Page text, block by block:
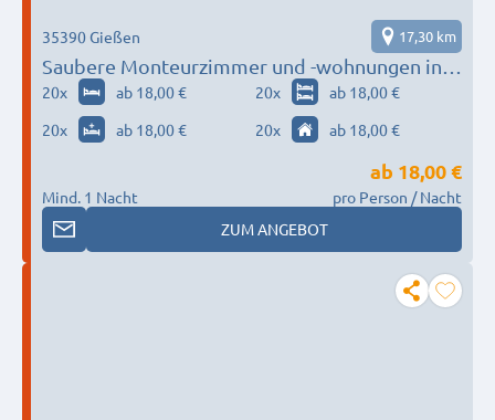
Saubere Monteurzimmer und -wohnungen in
Gießen
35390 Gießen 17,30 km
20x ab 18,00 € 20x
ab 18,00 €
20x ab 18,00 € 20x ab 18,00 €
Mind. 1 Nacht
ab 18,00 €
pro Person / Nacht
ZUM ANGEBOT